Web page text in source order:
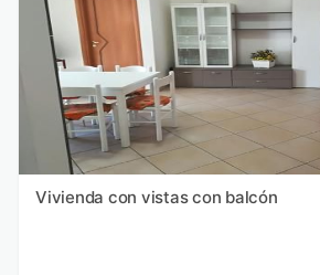
Vivienda con vistas con balcón